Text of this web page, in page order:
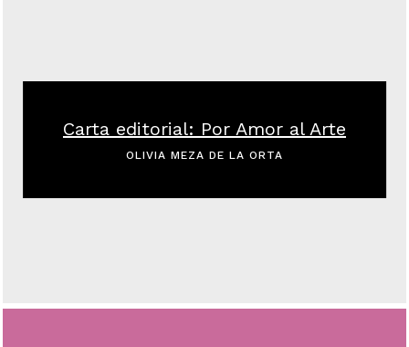
Carta editorial: Por Amor al Arte
OLIVIA MEZA DE LA ORTA